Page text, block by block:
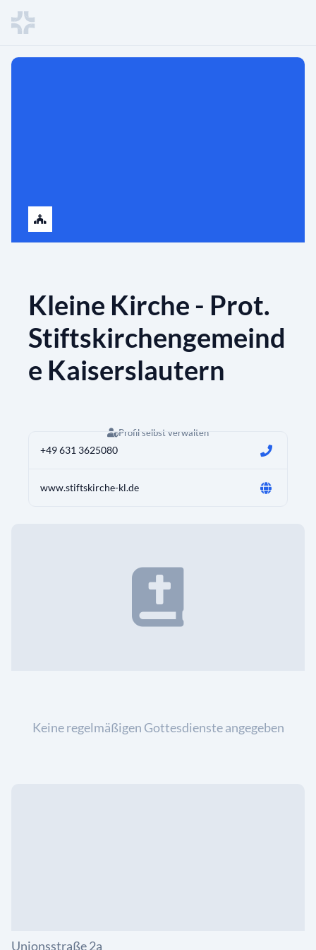
Kleine Kirche - Prot.
Stiftskirchengemeind
e Kaiserslautern
Profil selbst verwalten
+49 631 3625080
www.stiftskirche-kl.de
Keine regelmäßigen Gottesdienste angegeben
Unionsstraße 2a